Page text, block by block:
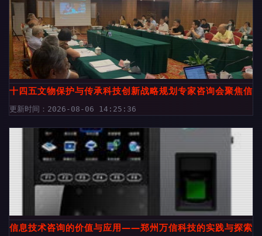
十四五文物保护与传承科技创新战略规划专家咨询会聚焦信
更新时间：2026-08-06 14:25:36
信息技术咨询的价值与应用——郑州万信科技的实践与探索